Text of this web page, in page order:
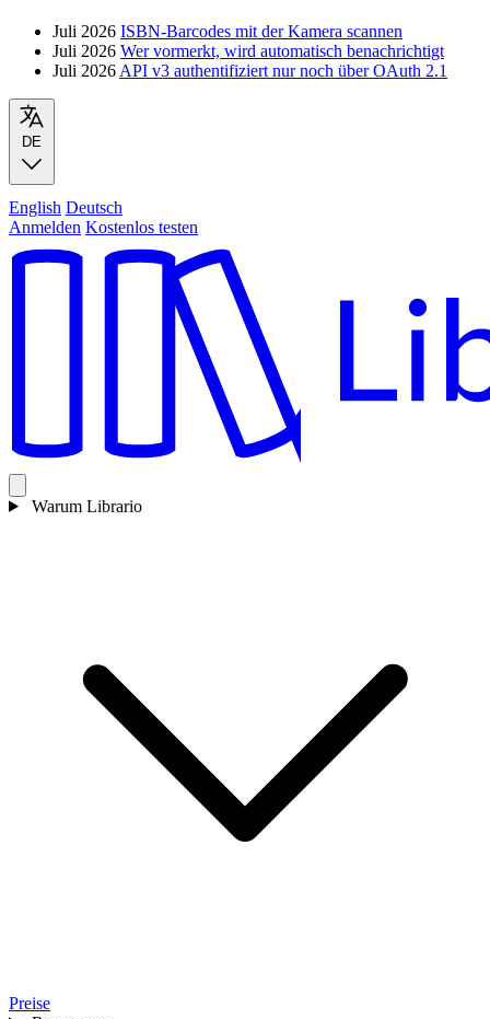
Juli 2026 ISBN-Barcodes mit der Kamera scannen
Juli 2026 Wer vormerkt, wird automatisch benachrichtigt
Juli 2026 API v3 authentifiziert nur noch über OAuth 2.1
DE
English Deutsch
Anmelden Kostenlos testen
Warum Librario
Preise